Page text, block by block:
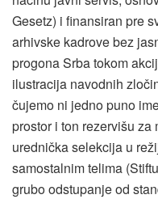
Gesetz) i finansiran pre
arhivske kadrove bez
progona Srba tokom
ilustracija navodnih
čujemo ni jedno puno
prostor i ton rezervišu
urednička selekcija u
samostalnim telima
grubo odstupanje od